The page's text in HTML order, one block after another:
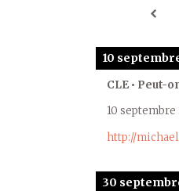
10
CLE • Peut-
10 septembre
http://
30